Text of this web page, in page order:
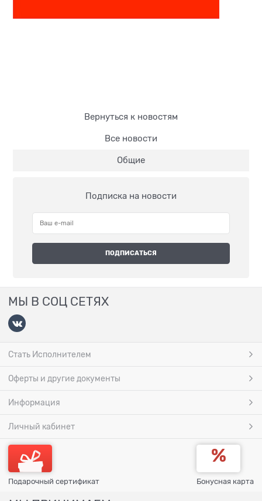
Вернуться к новостям
Все новости
Общие
Подписка на новости
МЫ В СОЦ СЕТЯХ
Стать Исполнителем
Оферты и другие документы
Информация
Личный кабинет
Подарочный сертификат Бонусная карта